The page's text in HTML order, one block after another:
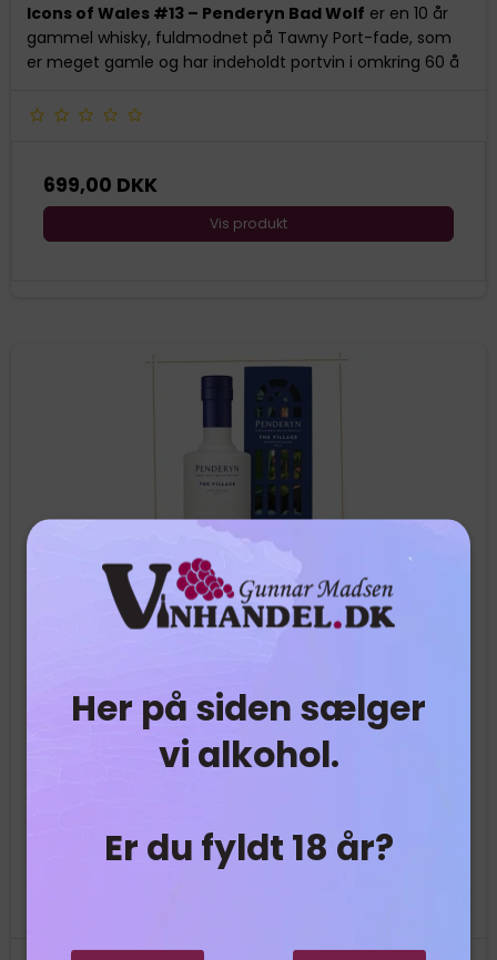
Her på siden sælger
vi alkohol.
Er du fyldt 18 år?
Icons of Wales #13 – Penderyn Bad Wolf er en 10 år
gammel whisky, fuldmodnet på Tawny Port-fade, som
er meget gamle og har indeholdt portvin i omkring 60 å
699,00 DKK
Vis produkt
Penderyn - The Village